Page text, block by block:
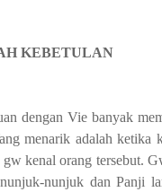
KEBETULAN
dengan Vie banyak
menarik adalah ketika
gw kenal orang tersebut.
nunjuk dan Panji